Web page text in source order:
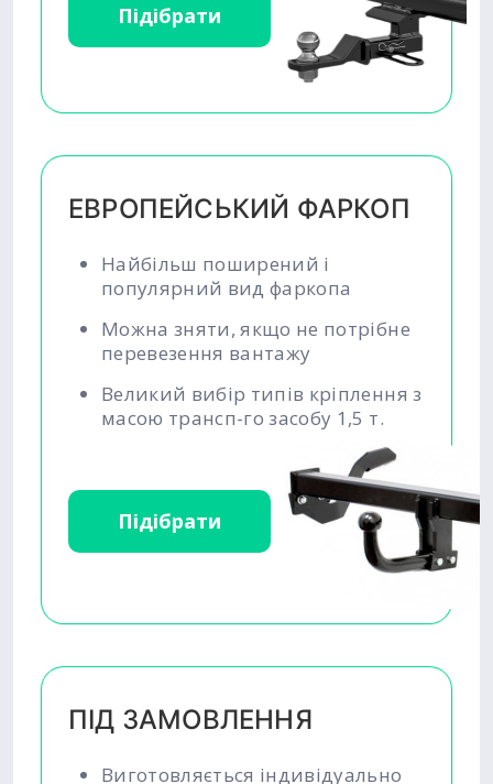
Підібрати
ЕВРОПЕЙСЬКИЙ ФАРКОП
Найбільш поширений і
популярний вид фаркопа
Можна зняти, якщо не потрібне
перевезення вантажу
Великий вибір типів кріплення з
масою трансп-го засобу 1,5 т.
Підібрати
ПІД ЗАМОВЛЕННЯ
Виготовляється індивідуально